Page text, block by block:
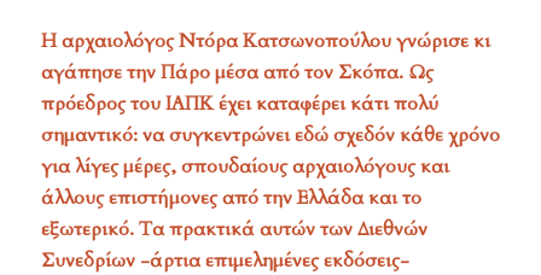
H αρχαιολόγος Ντόρα Κατσωνοπούλου γνώρισε κι
αγάπησε την Πάρο μέσα από τον Σκόπα. Ως
πρόεδρος του ΙΑΠΚ έχει καταφέρει κάτι πολύ
σημαντικό: να συγκεντρώνει εδώ σχεδόν κάθε χρόνο
για λίγες μέρες, σπουδαίους αρχαιολόγους και
άλλους επιστήμονες από την Ελλάδα και το
εξωτερικό. Τα πρακτικά αυτών των Διεθνών
Συνεδρίων -άρτια επιμελημένες εκδόσεις-